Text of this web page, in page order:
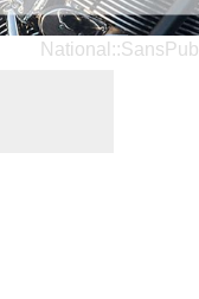
National::SansPub